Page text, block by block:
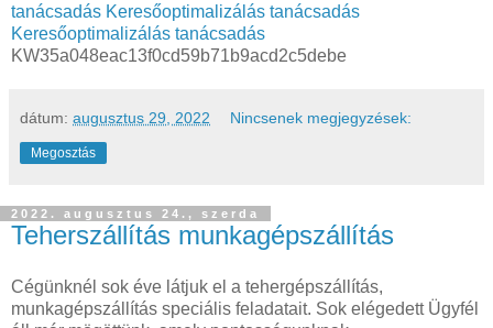
tanácsadás Keresőoptimalizálás tanácsadás
Keresőoptimalizálás tanácsadás
KW35a048eac13f0cd59b71b9acd2c5debe
dátum: augusztus 29, 2022 Nincsenek megjegyzések:
Megosztás
2022. augusztus 24., szerda
Teherszállítás munkagépszállítás
Cégünknél sok éve látjuk el a tehergépszállítás,
munkagépszállítás speciális feladatait. Sok elégedett Ügyfél